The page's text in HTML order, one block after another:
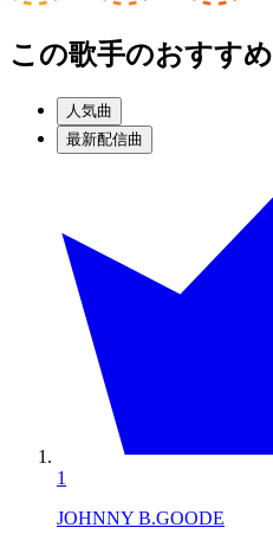
この歌手のおすすめ
人気曲
最新配信曲
1
JOHNNY B.GOODE